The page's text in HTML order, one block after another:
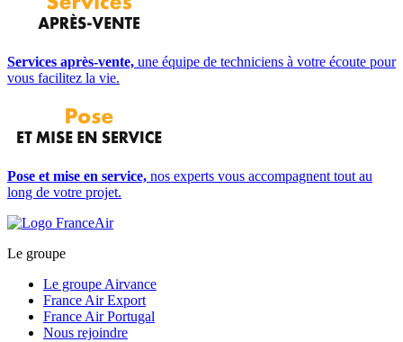
Services après-vente, une équipe de techniciens à votre écoute pour
vous facilitez la vie.
Pose et mise en service, nos experts vous accompagnent tout au
long de votre projet.
Le groupe
Le groupe Airvance
France Air Export
France Air Portugal
Nous rejoindre